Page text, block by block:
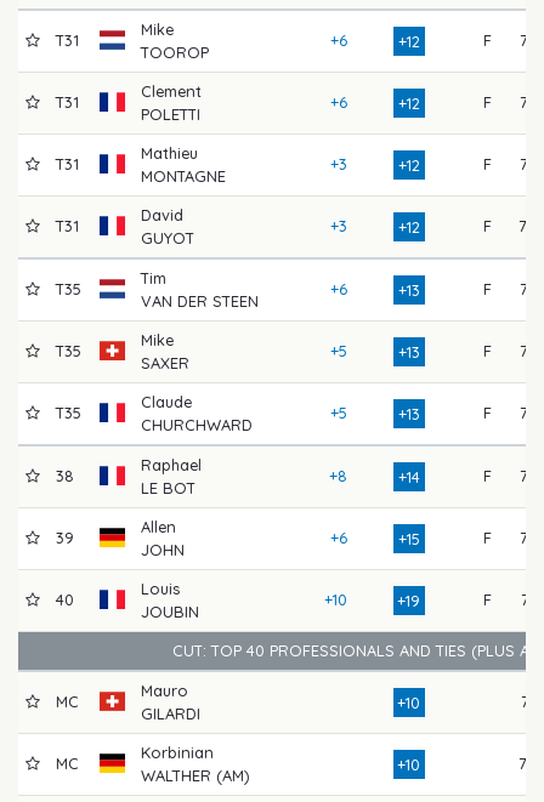
T31
Mike
TOOROP
+6 +12 F 75
T31
Clement
POLETTI
+6 +12 F 75
T31
Mathieu
MONTAGNE
+3 +12 F 75
T31
David
GUYOT
+3 +12 F 78
T35
Tim
VAN DER STEEN
+6 +13 F 77
T35
Mike
SAXER
+5 +13 F 73
T35
Claude
CHURCHWARD
+5 +13 F 75
38
Raphael
LE BOT
+8 +14 F 75
39
Allen
JOHN
+6 +15 F 73
40
Louis
JOUBIN
+10 +19 F 74
CUT: TOP 40 PROFESSIONALS AND TIES (PLUS
MC
Mauro
GILARDI
+10 74
MC
Korbinian
WALTHER (AM)
+10 78